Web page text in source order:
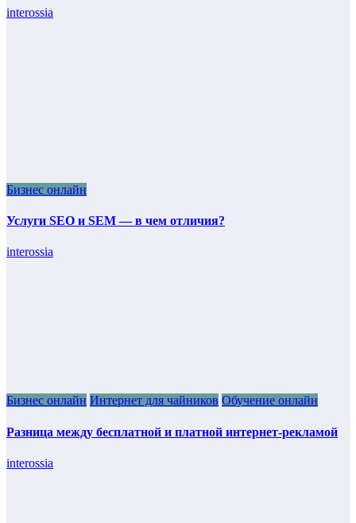
interossia
Бизнес онлайн
Услуги SEO и SEM — в чем отличия?
interossia
Бизнес онлайн Интернет для чайников Обучение онлайн
Разница между бесплатной и платной интернет-рекламой
interossia